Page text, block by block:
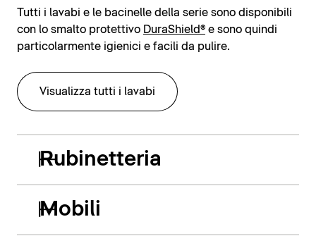
Tutti i lavabi e le bacinelle della serie sono disponibili
con lo smalto protettivo DuraShield® e sono quindi
particolarmente igienici e facili da pulire.
Visualizza tutti i lavabi
Rubinetteria
Mobili